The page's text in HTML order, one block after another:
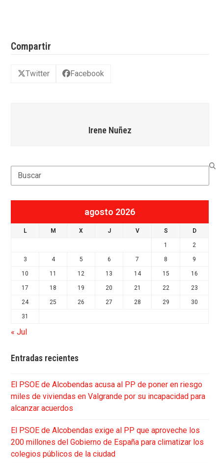
Compartir
Twitter Facebook
Irene Nuñez
Search
agosto 2026
L M X J V S D
1 2
3 4 5 6 7 8 9
10 11 12 13 14 15 16
17 18 19 20 21 22 23
24 25 26 27 28 29 30
31
« Jul
Entradas recientes
El PSOE de Alcobendas acusa al PP de poner en riesgo
miles de viviendas en Valgrande por su incapacidad para
alcanzar acuerdos
El PSOE de Alcobendas exige al PP que aproveche los
200 millones del Gobierno de España para climatizar los
colegios públicos de la ciudad